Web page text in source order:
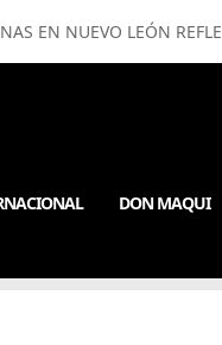
EN NUEVO LEÓN
DON MAQUI